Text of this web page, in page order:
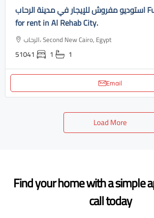
استوديو مفروش للإيجار في مدينة الرحاب Furnished studio
for rent in Al Rehab City.
الرحاب، Second New Cairo, Egypt
51041 1 1
Email
Load More
Find your home with a simple
call today